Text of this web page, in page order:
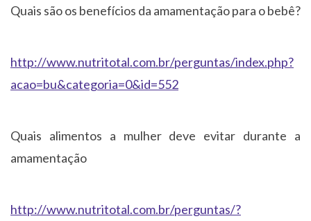
Quais são os benefícios da amamentação para o bebê?
http://www.nutritotal.com.br/perguntas/index.php?
acao=bu&categoria=0&id=552
Quais alimentos a mulher deve evitar durante a
amamentação
http://www.nutritotal.com.br/perguntas/?